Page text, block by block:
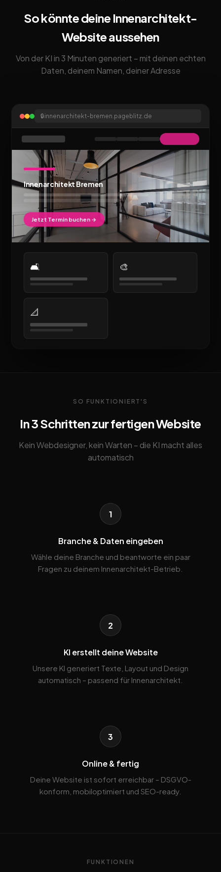
So könnte deine Innenarchitekt-
Website aussehen
Von der KI in 3 Minuten generiert – mit deinen echten
Daten, deinem Namen, deiner Adresse
🔒innenarchitekt-bremen.pageblitz.de
Innenarchitekt Bremen
Jetzt Termin buchen →
🛋️ 🎨
📐
SO FUNKTIONIERT'S
In 3 Schritten zur fertigen Website
Kein Webdesigner, kein Warten – die KI macht alles
automatisch
1
Branche & Daten eingeben
Wähle deine Branche und beantworte ein paar
Fragen zu deinem Innenarchitekt-Betrieb.
2
KI erstellt deine Website
Unsere KI generiert Texte, Layout und Design
automatisch – passend für Innenarchitekt.
3
Online & fertig
Deine Website ist sofort erreichbar – DSGVO-
konform, mobiloptimiert und SEO-ready.
FUNKTIONEN